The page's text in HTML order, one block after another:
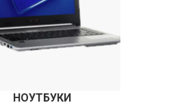
НОУТБУКИ